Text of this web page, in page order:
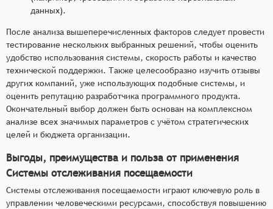
данных).
После анализа вышеперечисленных факторов следует провести
тестирование нескольких выбранных решений, чтобы оценить
удобство использования системы, скорость работы и качество
технической поддержки. Также целесообразно изучить отзывы
других компаний, уже использующих подобные системы, и
оценить репутацию разработчика программного продукта.
Окончательный выбор должен быть основан на комплексном
анализе всех значимых параметров с учётом стратегических
целей и бюджета организации.
Выгоды, преимущества и польза от применения
Системы отслеживания посещаемости
Системы отслеживания посещаемости играют ключевую роль в
управлении человеческими ресурсами, способствуя повышению